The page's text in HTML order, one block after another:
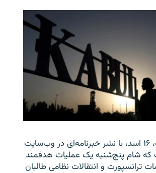
این گروه روز جمعه، ۱۶ اسد، با نشر خبرنامه‌ای در وب‌سایت
که شام پنج‌شنبه یک عملیات هدفمند
ترانسپورت و انتقالات نظامی طالبان